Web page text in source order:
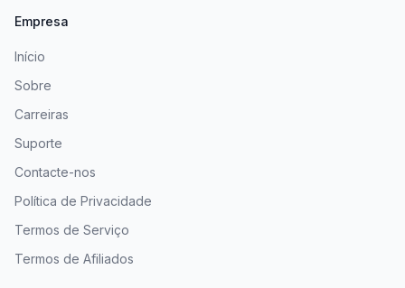
Empresa
Início
Sobre
Carreiras
Suporte
Contacte-nos
Política de Privacidade
Termos de Serviço
Termos de Afiliados